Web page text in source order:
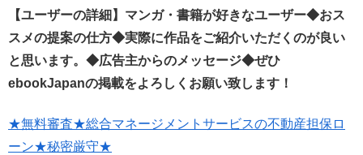
【ユーザーの詳細】 マンガ・書籍が好きなユーザー◆おス
スメの提案の仕方◆実際に作品をご紹介いただくのが良い
と思います。 ◆広告主からのメッセージ◆ぜひ
ebookJapanの掲載をよろしくお願い致します！
★無料審査★総合マネージメントサービスの不動産担保ロ
ーン★秘密厳守★